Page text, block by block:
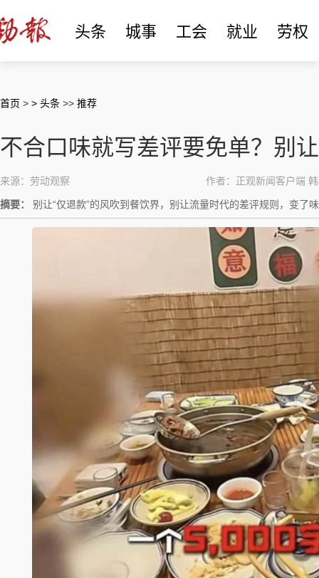
头条 城事 工会 就业 劳权
首页 > > 头条 >> 推荐
不合口味就写差评要免单？别
来源：劳动观察 作者：正观新闻客户端
摘要： 别让“仅退款”的风吹到餐饮界，别让流量时代的差评规则，变了